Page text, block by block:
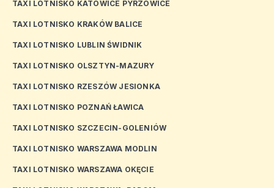
TAXI LOTNISKO KATOWICE PYRZOWICE
TAXI LOTNISKO KRAKÓW BALICE
TAXI LOTNISKO LUBLIN ŚWIDNIK
TAXI LOTNISKO OLSZTYN-MAZURY
TAXI LOTNISKO RZESZÓW JESIONKA
TAXI LOTNISKO POZNAŃ ŁAWICA
TAXI LOTNISKO SZCZECIN-GOLENIÓW
TAXI LOTNISKO WARSZAWA MODLIN
TAXI LOTNISKO WARSZAWA OKĘCIE